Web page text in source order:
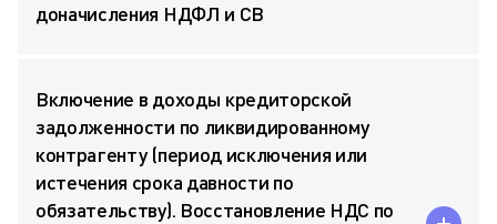
доначисления НДФЛ и СВ
Включение в доходы кредиторской
задолженности по ликвидированному
контрагенту (период исключения или
истечения срока давности по
обязательству). Восстановление НДС по